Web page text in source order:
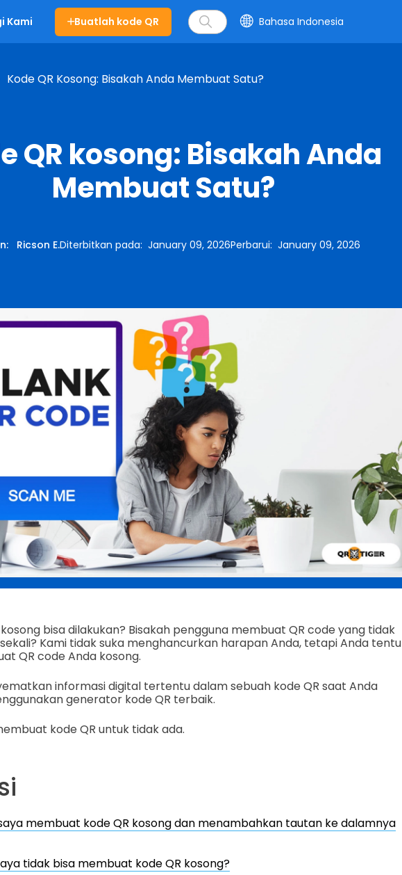
Kami Buatlah kode QR Bahasa Indonesia
Kode QR Kosong: Bisakah Anda Membuat Satu?
QR kosong: Bisakah Anda
Membuat Satu?
: Ricson E.Diterbitkan pada:January 09, 2026Perbarui:January 09, 2026
bisa dilakukan? Bisakah pengguna membuat QR code yang tidak
Kami tidak suka menghancurkan harapan Anda, tetapi Anda tentu
QR code Anda kosong.
informasi digital tertentu dalam sebuah kode QR saat Anda
generator kode QR terbaik.
kode QR untuk tidak ada.
membuat kode QR kosong dan menambahkan tautan ke dalamnya
tidak bisa membuat kode QR kosong?